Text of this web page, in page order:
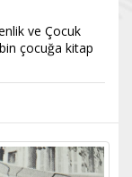
ve Çocuk
çocuğa kitap